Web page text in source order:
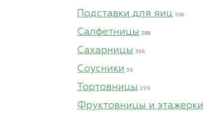
Подставки для яиц 108
Салфетницы 288
Сахарницы 396
Соусники 56
Тортовницы 299
Фруктовницы и этажерки